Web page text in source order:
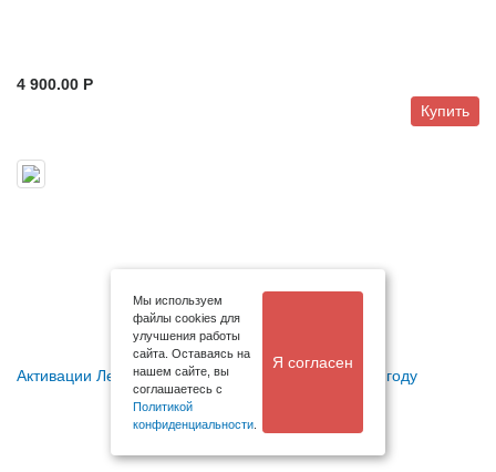
4 900.00 P
Купить
Активации Летящей звезды Процветания 9 в 2026 году
Мы используем
файлы cookies для
улучшения работы
сайта. Оставаясь на
нашем сайте, вы
соглашаетесь с
Политикой
конфиденциальности
Я согласен